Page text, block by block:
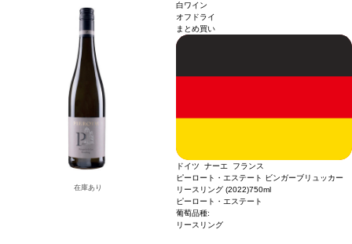
で上品な模様が、夜になるとその魔法を解き放つ。あらゆる祝祭の瞬間を彩り、一
本一本のボトルを真のスペクタクルへと変え、人々を夢中にさせる。
込むシグネチャーワイン
ノクターン・ブルー・ウエーブ・エディションは、強烈で
印象的なビジュアルと独自の感覚体験を融合させ、目の肥えたシャンパーニュラヴ
ァーを魅了する。 パーティーで映える、光で波が躍動するスペクタクルなボトル
黄桃、ドライアプリコットの魅惑的なアロマを示す、輝く淡いイエローカ
ラー。レーズンやシロップ漬け果実の風味が口中を満たし、芳醇な甘み、滑らかな
クリーミーさが絶え間なく続く。
シャルドネ 40%
は、最高潮の熱狂と静寂の狭間を行き来するナイトライフを、グラフィックな隠喩
として表現。ブラックライトを当てると、スリーブは独自インクにより光り輝き、
波は生き生きと動き出し、パーティーのリズムに合わせて振動する。 昼間は控えめ
で上品な模様が、夜になるとその魔法を解き放つ。あらゆる祝祭の瞬間を彩り、一
本一本のボトルを真のスペクタクルへと変え、人々を夢中にさせる。
込むシグネチャーワイン
印象的なビジュアルと独自の感覚体験を融合させ、目の肥えたシャンパーニュラヴ
ァーを魅了する。 パーティーで映える、光で波が躍動するスペクタクルなボトル
黄桃、ドライアプリコットの魅惑的なアロマを示す、輝く淡いイエローカ
ラー。レーズンやシロップ漬け果実の風味が口中を満たし、芳醇な甘み、滑らかな
クリーミーさが絶え間なく続く。
シャルドネ 40%
在庫あり
白ワイン
オフドライ
まとめ買い
ドイツ ナーエ フランス
ピーロート・エステート ビンガーブリュッカー
リースリング (2022)750ml
ピーロート・エステート
葡萄品種:
リースリング